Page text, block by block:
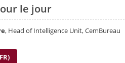
le jour
, Head of Intelligence Unit, CemBureau